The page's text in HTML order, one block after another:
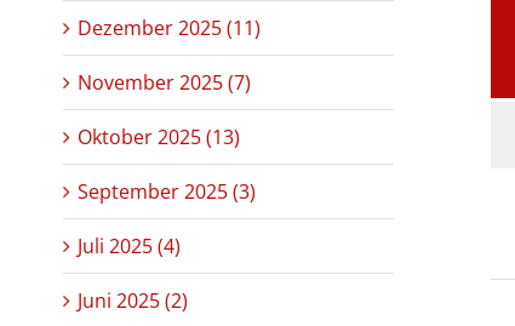
Dezember 2025 (11)
November 2025 (7)
Oktober 2025 (13)
September 2025 (3)
Juli 2025 (4)
Juni 2025 (2)